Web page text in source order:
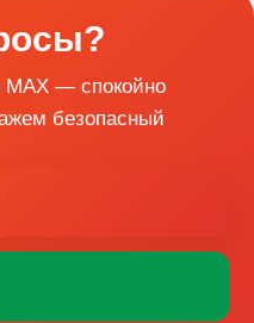
MAX — спокойно
безопасный